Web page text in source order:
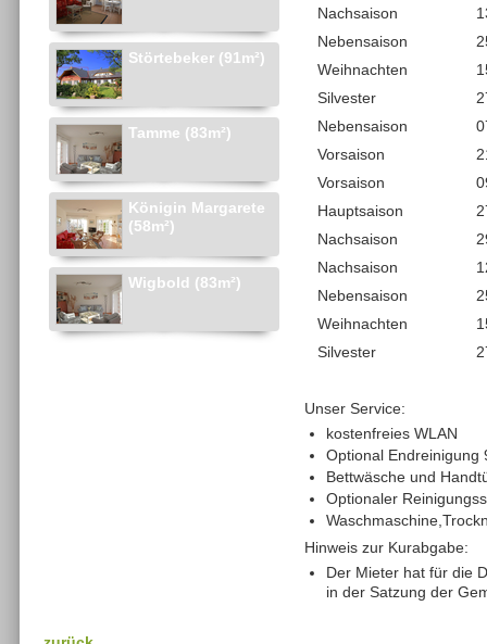
Nachsaison
Nebensaison
Weihnachten
Silvester
Nebensaison
Vorsaison
Vorsaison
Hauptsaison
Nachsaison
Nachsaison
Nebensaison
Weihnachten
Silvester
Unser Service:
kostenfreies WLAN
Optional Endreinigung
Bettwäsche und
Optionaler
Hinweis zur Kurabgabe:
Der Mieter hat für die
in der Satzung der
Störtebeker (91m²)
Tamme (83m²)
Königin Margarete
(58m²)
Wigbold (83m²)